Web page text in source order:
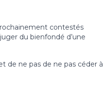
contestés
du bienfondé d’une
de ne pas de ne pas céder à